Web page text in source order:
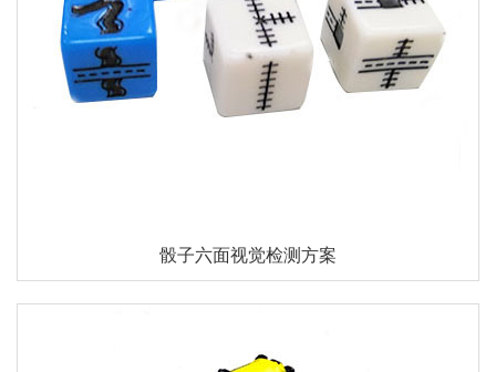
骰子六面视觉检测方案